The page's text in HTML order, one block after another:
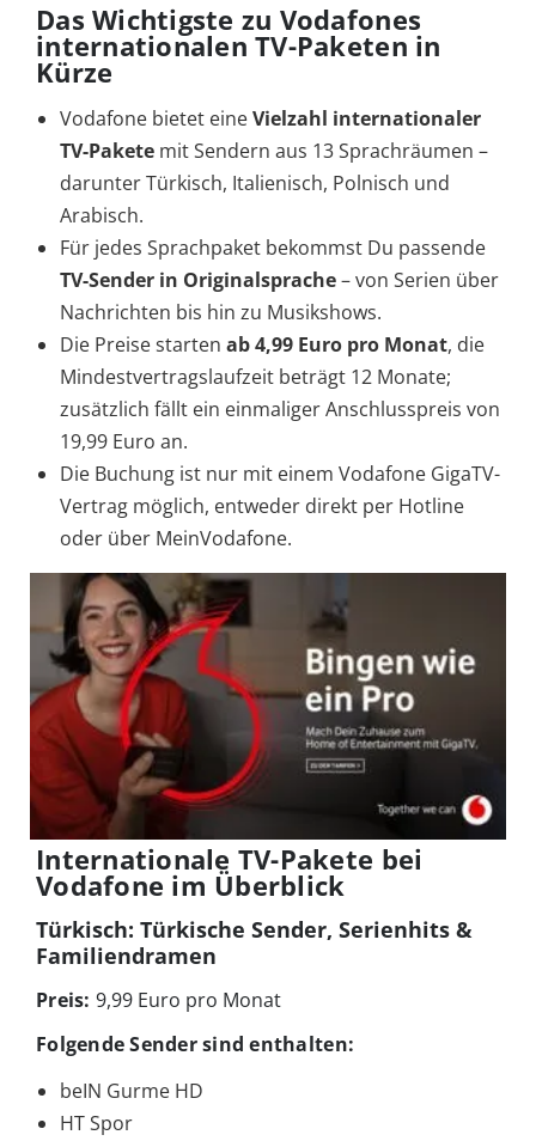
Das Wichtigste zu Vodafones
internationalen TV-Paketen in
Kürze
Vodafone bietet eineVielzahl internationaler
TV-Pakete mit Sendern aus 13 Sprachräumen –
darunter Türkisch, Italienisch, Polnisch und
Arabisch.
Für jedes Sprachpaket bekommst Du passende
TV-Sender in Originalsprache– von Serien über
Nachrichten bis hin zu Musikshows.
Die Preise starten ab 4,99 Euro pro Monat, die
Mindestvertragslaufzeit beträgt 12 Monate;
zusätzlich fällt ein einmaliger Anschlusspreis von
19,99 Euro an.
Die Buchung ist nur mit einem Vodafone GigaTV-
Vertrag möglich, entweder direkt per Hotline
oder über MeinVodafone.
Internationale TV-Pakete bei
Vodafone im Überblick
Türkisch: Türkische Sender, Serienhits &
Familiendramen
Preis: 9,99 Euro pro Monat
Folgende Sender sind enthalten:
beIN Gurme HD
HT Spor